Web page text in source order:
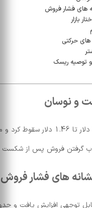
های فشار فروش
بازار
حرکتی
توصیه ریسک
و نوسان
پس از شکست حمایتی بود. مدل تحلیل
های فشار فروش